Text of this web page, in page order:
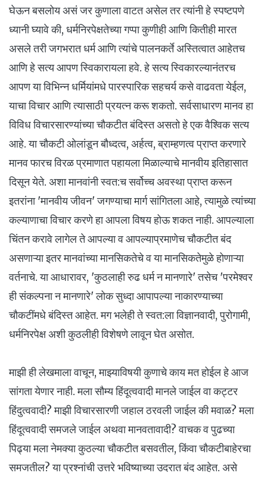
घेऊन बसलोय असं जर कुणाला वाटत असेल तर त्यांनी हे स्पष्टपणे
ध्यानी घ्यावे की, धर्मनिरपेक्षतेच्या गप्पा कुणीही आणि कितीही मारत
असले तरी जगभरात धर्म आणि त्यांचे पालनकर्ते अस्तित्वात आहेतच
आणि हे सत्य आपण स्विकारायला हवे. हे सत्य स्विकारल्यानंतरच
आपण या विभिन्न धर्मियांमधे पारस्पारिक सहचर्य कसे वाढवता येईल,
याचा विचार आणि त्यासाठी प्रयत्न करू शकतो. सर्वसाधारण मानव हा
विविध विचारसारण्यांच्या चौकटीत बंदिस्त असतो हे एक वैश्विक सत्य
आहे. या चौकटी ओलांडून बौध्दत्व, अर्हत्व, ब्राम्हणत्व प्राप्त करणारे
मानव फारच विरळ प्रमाणात पहायला मिळाल्याचे मानवीय इतिहासात
दिसून येते. अशा मानवांनी स्वत:च सर्वोच्च अवस्था प्राप्त करून
इतरांना 'मानवीय जीवन' जगण्याचा मार्ग सांगितला आहे, त्यामुळे त्यांच्या
कल्याणाचा विचार करणे हा आपला विषय होऊ शकत नाही. आपल्याला
चिंतन करावे लागेल ते आपल्या व आपल्याप्रमाणेच चौकटीत बंद
असणाऱ्या इतर मानवांच्या मानसिकतेचे व या मानसिकतेमुळे होणाऱ्या
वर्तनाचे. या आधारावर, 'कुठलाही रुढ धर्म न मानणारे' तसेच 'परमेश्वर
ही संकल्पना न मानणारे' लोक सुध्दा आपापल्या नाकारण्याच्या
चौकटींमधे बंदिस्त आहेत. मग भलेही ते स्वत:ला विज्ञानवादी, पुरोगामी,
धर्मनिरपेक्ष अशी कुठलीही विशेषणे लावून घेत असोत.
माझी ही लेखमाला वाचून, माझ्याविषयी कुणाचे काय मत होईल हे आज
सांगता येणार नाही. मला सौम्य हिंदूत्ववादी मानले जाईल वा कट्टर
हिंदुत्ववादी? माझी विचारसारणी जहाल ठरवली जाईल की मवाळ? मला
हिंदूत्ववादी समजले जाईल अथवा मानवतावादी? वाचक व पुढच्या
पिढ्या मला नेमक्या कुठल्या चौकटीत बसवतील, किंवा चौकटीबाहेरचा
समजतील? या प्रश्नांची उत्तरे भविष्याच्या उदरात बंद आहेत. असे